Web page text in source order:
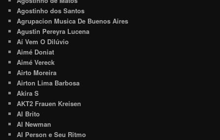
Agostinho dos Santos
Agrupacion Musica De Buenos Aires
Agustin Pereyra Lucena
Aí Vem O Dilúvio
Aimé Doniat
Aimé Vereck
Airto Moreira
Airton Lima Barbosa
Akira S
AKT2 Frauen Kreisen
Al Brito
Al Newman
Al Person e Seu Ritmo